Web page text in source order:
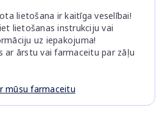
lietošana ir kaitīga veselībai!
lietošanas instrukciju vai
uz iepakojuma!
ar ārstu vai farmaceitu par zāļu
mūsu farmaceitu